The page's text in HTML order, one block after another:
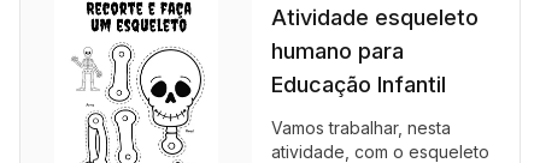
Atividade esqueleto
humano para
Educação Infantil
Vamos trabalhar, nesta
atividade, com o esqueleto